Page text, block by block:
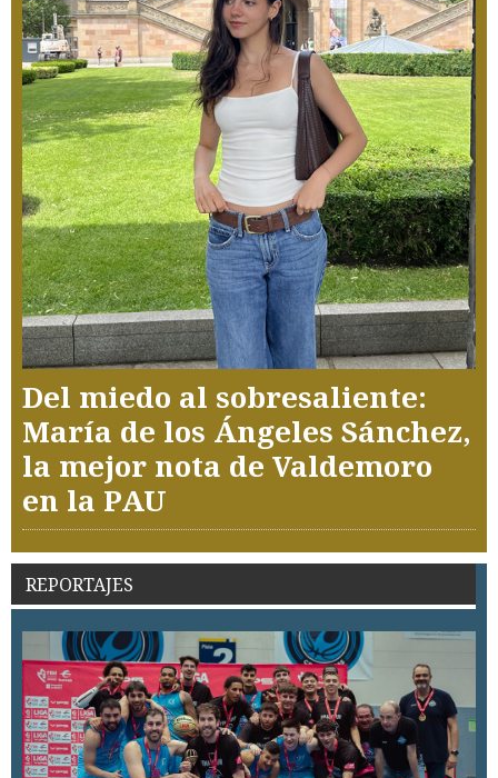
Del miedo al sobresaliente:
María de los Ángeles Sánchez,
la mejor nota de Valdemoro
en la PAU
REPORTAJES